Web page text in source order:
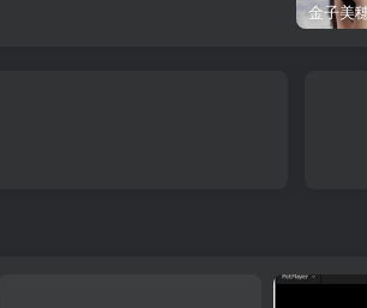
金子美